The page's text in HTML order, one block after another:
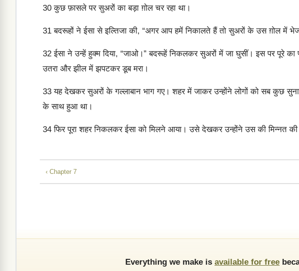
30 कुछ फ़ासले पर सुअरों का बड़ा ग़ोल चर रहा था।
31 बदरूहों ने ईसा से इल्तिजा की, “अगर आप हमें निकालते हैं तो सुअरों के उस ग़ोल में
32 ईसा ने उन्हें हुक्म दिया, “जाओ।” बदरूहें निकलकर सुअरों में जा घुसीं। इस पर पूरे का
उतरा और झील में झपटकर डूब मरा।
33 यह देखकर सुअरों के गल्लाबान भाग गए। शहर में जाकर उन्होंने लोगों को सब कुछ
के साथ हुआ था।
34 फिर पूरा शहर निकलकर ईसा को मिलने आया। उसे देखकर उन्होंने उस की मिन्नत
‹ Chapter 7
Everything we make is available for free